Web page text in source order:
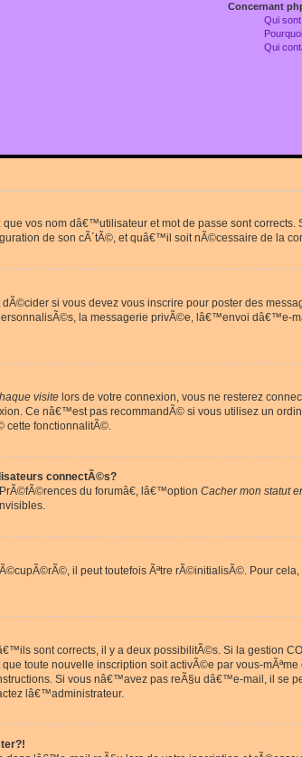
Concernant
Qui
Qui
que vos nom dâ€™utilisateur et mot de passe sont
de son cÃ´tÃ©, et quâ€™il soit nÃ©cessaire de la
si vous devez vous inscrire pour poster des
la messagerie privÃ©e, lâ€™envoi
visite lors de votre connexion, vous ne resterez
Ce nâ€™est pas recommandÃ© si vous utilisez un
cette fonctionnalitÃ©.
connectÃ©s?
du forumâ€, lâ€™option Cacher mon statut
il peut toutefois Ãªtre rÃ©initialisÃ©. Pour
sont corrects, il y a deux possibilitÃ©s. Si la gestion
toute nouvelle inscription soit activÃ©e par vous-
Si vous nâ€™avez pas reÃ§u dâ€™e-mail, il
lâ€™administrateur.